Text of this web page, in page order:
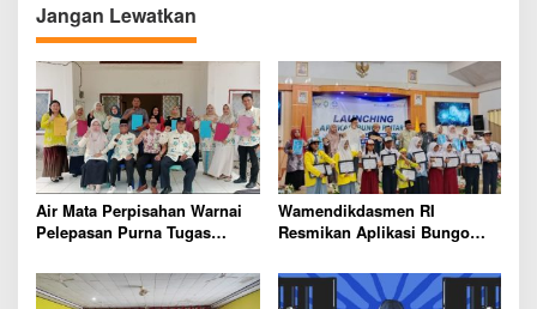
a
s
i
p
o
s
Jangan Lewatkan
Air Mata Perpisahan Warnai
Pelepasan Purna Tugas
dan Kepala Sekolah
Wamendikdasmen RI
Resmikan Aplikasi Bungo
Pemkab Bungo Tingkatkan
Mutu Pendidikan